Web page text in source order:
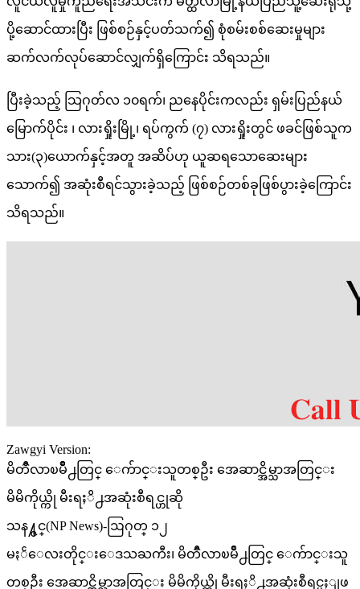
ပို့ဆောင်ထားပြီး ဖြစ်စဉ်နှင့်ပတ်သက်၍ စုံစမ်းစစ်ဆေးမှုများ
ဆက်လက်လုပ်ဆောင်လျှက်ရှိကြောင်း သိရသည်။
ပြီးခဲ့သည့် သြဂုတ်လ ၁၀ရက်၊ ညနေပိုင်းကလည်း ရှမ်းပြည်နယ်
မြောက်ပိုင်း ၊ လားရှိုးမြို့၊ ရပ်ကွက် (၇) လားရှိုးတွင် ဖခင်ဖြစ်သူက
သား(၃)ယောက်နှင့်အတူ အဆိပ်ဟု ယူဆရသောဆေးများ
သောက်၍ အဆုံးစီရင်သွားခဲ့သည့် ဖြစ်စဉ်တစ်ခုဖြစ်ပွားခဲ့ကြောင်း
သိရသည်။
Zawgyi Version:
မိတၳီလာၿမိဳ႕တြင္ ေက်ာင္းသူတစ္ဦး အေဆာင္အိမ္သာအတြင္း
မိမိကိုယ္ကို မီးရႈိ႕အဆုံးစီရင္ဟုဆို
သန႔္ဇင္(NP News)-ဩဂုတ္ ၁၂
မႏၲေလးတိုင္းေဒသႀကီး၊ မိတၳီလာၿမိဳ႕တြင္ ေက်ာင္းသူ
တစ္ဦး အေဆာင္အိမ္သာအတြင္း မိမိကိုယ္ကို မီးရႈိ႕အဆုံးစီရင္မႈျဖ